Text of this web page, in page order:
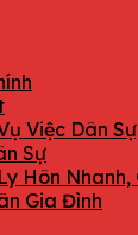
Việc Dân
Sự
Hôn
Gia Đình